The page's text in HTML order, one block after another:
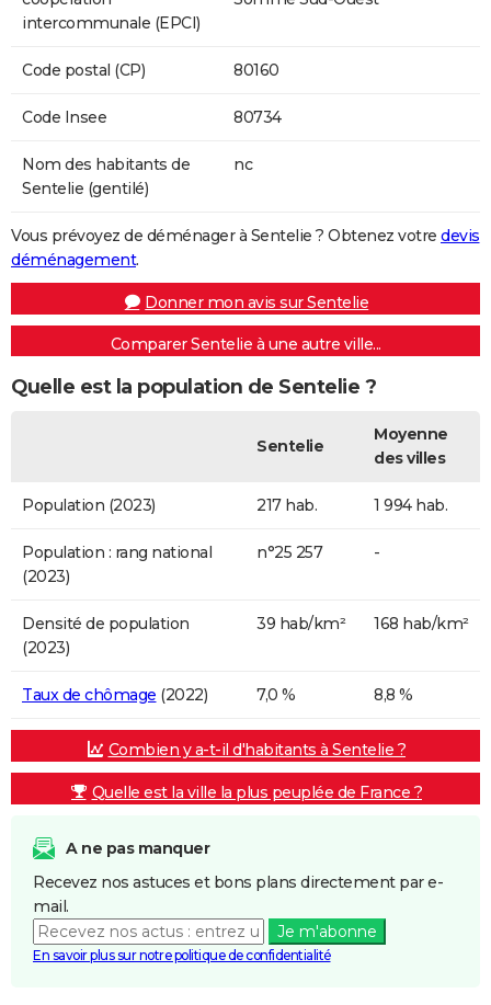
intercommunale (EPCI)
Code postal (CP) 80160
Code Insee 80734
Nom des habitants de
Sentelie (gentilé)
nc
Vous prévoyez de déménager à Sentelie ? Obtenez votre devis
déménagement.
Donner mon avis sur Sentelie
Comparer Sentelie à une autre ville...
Quelle est la population de Sentelie ?
Sentelie
Moyenne
des villes
Population (2023) 217 hab. 1 994 hab.
Population : rang national
(2023)
n°25 257 -
Densité de population
(2023)
39 hab/km² 168 hab/km²
Taux de chômage (2022) 7,0 % 8,8 %
Combien y a-t-il d'habitants à Sentelie ?
Quelle est la ville la plus peuplée de France ?
A ne pas manquer
Recevez nos astuces et bons plans directement par e-
mail.
Je m'abonne
En savoir plus sur notre politique de confidentialité